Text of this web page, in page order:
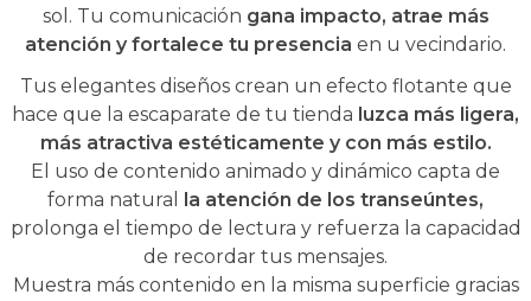
sol. Tu comunicación gana impacto, atrae más
atención y fortalece tu presencia en u vecindario.
Tus elegantes diseños crean un efecto flotante que
hace que la escaparate de tu tienda luzca más ligera,
más atractiva estéticamente y con más estilo.
El uso de contenido animado y dinámico capta de
forma natural la atención de los transeúntes,
prolonga el tiempo de lectura y refuerza la capacidad
de recordar tus mensajes.
Muestra más contenido en la misma superficie gracias